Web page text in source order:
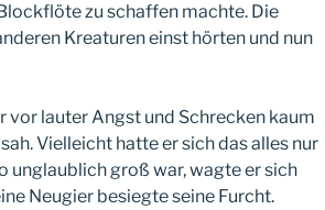
zu schaffen machte. Die
Kreaturen einst hörten und nun
vor lauter Angst und Schrecken kaum
Vielleicht hatte er sich das alles nur
unglaublich groß war, wagte er sich
Neugier besiegte seine Furcht.